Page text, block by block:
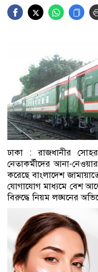
ঢাকা : রাজধানীর
নেতাকর্মীদের আনা-
করেছে বাংলাদেশ
যোগাযোগ মাধ্যমে বেশ
বিরুদ্ধে নিয়ম লঙ্ঘনের